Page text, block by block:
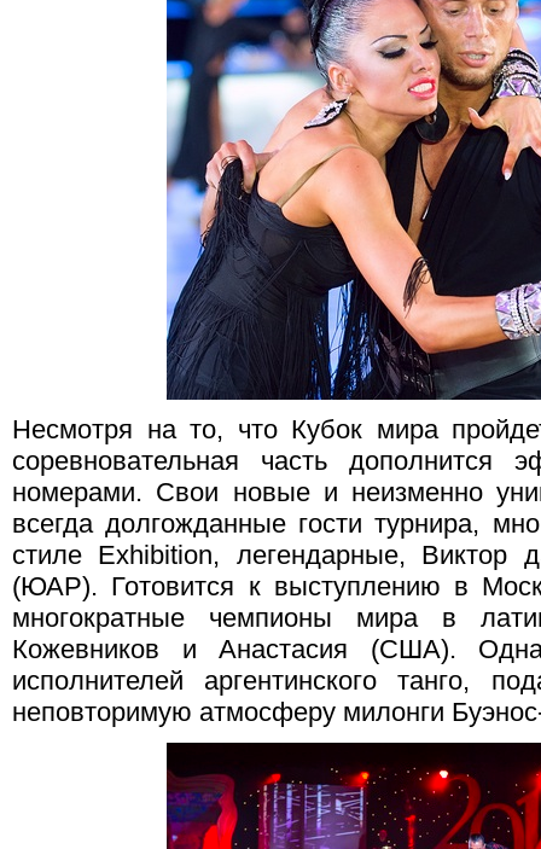
Несмотря на то, что Кубок мира
соревновательная часть дополнится
номерами. Свои новые и неизменно
всегда долгожданные гости турнира,
стиле Exhibition, легендарные,
(ЮАР). Готовится к выступлению в
многократные чемпионы мира в
Кожевников и Анастасия (США).
исполнителей аргентинского танго,
неповторимую атмосферу милонги